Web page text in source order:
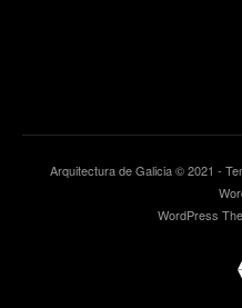
Arquitectura de Galicia © 2021 -
WordPress